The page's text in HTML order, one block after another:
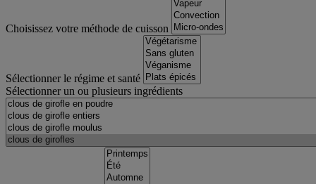
Choisissez votre méthode de cuisson
Sélectionner le régime et santé
Sélectionner un ou plusieurs ingrédients